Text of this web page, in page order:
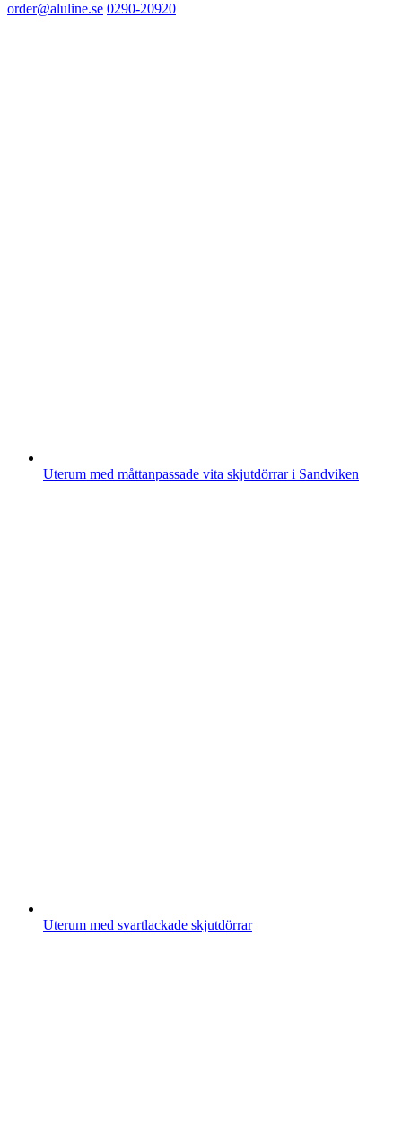
order@aluline.se 0290-20920
Uterum med måttanpassade vita skjutdörrar i Sandviken
Uterum med svartlackade skjutdörrar